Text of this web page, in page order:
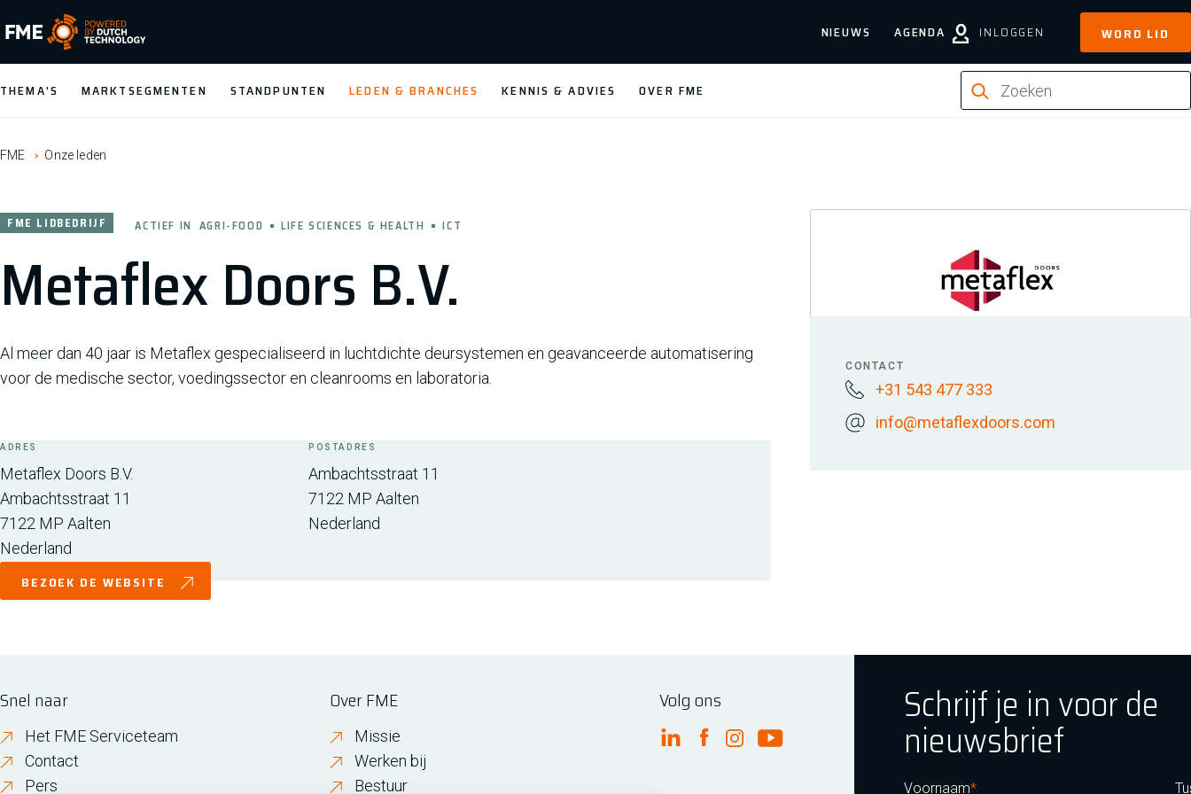
FME Logo, to the homepage
NIEUWS AGENDA INLOGGEN WORD LID
THEMA'S MARKTSEGMENTEN STANDPUNTEN LEDEN & BRANCHES KENNIS & ADVIES OVER FME
FME Onze leden
Metaflex Doors B.V.
FME LIDBEDRIJF ACTIEF IN AGRI-FOOD LIFE SCIENCES & HEALTH ICT
Al meer dan 40 jaar is Metaflex gespecialiseerd in luchtdichte deursystemen en geavanceerde automatisering
voor de medische sector, voedingssector en cleanrooms en laboratoria.
ADRES
Metaflex Doors B.V.
Ambachtsstraat 11
7122 MP Aalten
Nederland
POSTADRES
Ambachtsstraat 11
7122 MP Aalten
Nederland
BEZOEK DE WEBSITE
CONTACT
+31 543 477 333
info@metaflexdoors.com
Snel naar
Het FME Serviceteam
Contact
Pers
Over FME
Missie
Werken bij
Bestuur
Volg ons
FME Linkedin
FME Facebook
FME Instagram
FME Youtube
Schrijf je in voor de
nieuwsbrief
Voornaam